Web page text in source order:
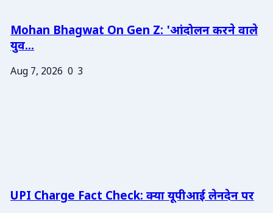
Mohan Bhagwat On Gen Z: 'आंदोलन करने वाले
युव...
Aug 7, 2026 0 3
UPI Charge Fact Check: क्या यूपीआई लेनदेन पर